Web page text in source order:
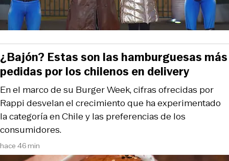
hace 46 min
En el marco de su Burger Week, cifras ofrecidas por
Rappi desvelan el crecimiento que ha experimentado
la categoría en Chile y las preferencias de los
consumidores.
¿Bajón? Estas son las hamburguesas más
pedidas por los chilenos en delivery